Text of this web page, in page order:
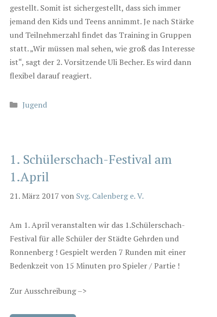
gestellt. Somit ist sichergestellt, dass sich immer
jemand den Kids und Teens annimmt. Je nach Stärke
und Teilnehmerzahl findet das Training in Gruppen
statt. „Wir müssen mal sehen, wie groß das Interesse
ist“, sagt der 2. Vorsitzende Uli Becher. Es wird dann
flexibel darauf reagiert.
Kategorien
Jugend
1. Schülerschach-Festival am
1.April
21. März 2017 von Svg. Calenberg e. V.
Am 1. April veranstalten wir das 1.Schülerschach-
Festival für alle Schüler der Städte Gehrden und
Ronnenberg ! Gespielt werden 7 Runden mit einer
Bedenkzeit von 15 Minuten pro Spieler / Partie !
Zur Ausschreibung –>